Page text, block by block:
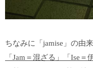
ちなみに「 jamise」の由
「Jam＝混ざる」「Ise＝